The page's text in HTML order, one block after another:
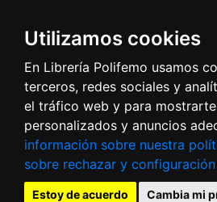
Utilizamos cookies
En Librería Polifemo usamos
terceros, redes sociales y
el tráfico web y para
personalizados y anuncios
información sobre nuestra
sobre rechazar y
Estoy de acuerdo
Cambia mi